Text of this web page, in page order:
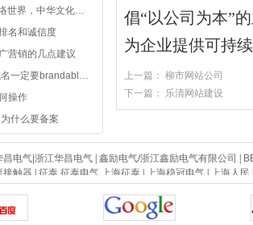
世界，中华文化…
名和诚信度
营销的几点建议
名一定要brandabl…
操作
什么要备案
倡“以公司为本”
为企业提供可持
上一篇： 柳市网站公司
下一篇：
乐清网站建设
昌电气|浙江华昌电气 | 鑫励电气/浙江鑫励电气有限公司 |
接触器 | 征泰 征泰电气 上海征泰| 上海稳冠电气 | 上海人民
互联网|乐清网站优化|乐清网络公司|柳市做网站|乐清做
昌电气|浙江华昌电气
鑫励电气/浙江鑫励电气有限公司
触器
征泰 征泰电气 上海征泰|上海稳冠电气